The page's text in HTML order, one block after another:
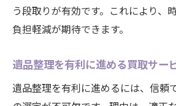
う段取りが有効です。これにより、
負担軽減が期待できます。
遺品整理を有利に進める買取サー
遺品整理を有利に進めるには、信頼